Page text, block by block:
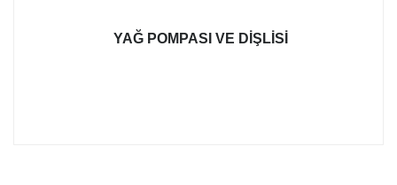
YAĞ POMPASI VE DIŞLISI